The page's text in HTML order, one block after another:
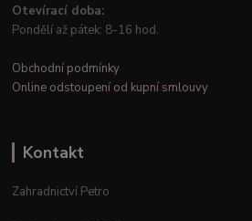
Otevírací doba:
Pondělí až pátek: 8-16 hod.
Obchodní podmínky
Online odstoupení od kupní smlouvy
Kontakt
Zahradnictví Petro